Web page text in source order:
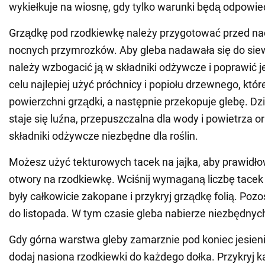
wykiełkuje na wiosnę, gdy tylko warunki będą
Grządkę pod rzodkiewkę należy przygotować przed
nocnych przymrozków. Aby gleba nadawała się do
należy wzbogacić ją w składniki odżywcze i poprawić
celu najlepiej użyć próchnicy i popiołu drzewnego,
powierzchni grządki, a następnie przekopuje glebę.
staje się luźna, przepuszczalna dla wody i powietrza
składniki odżywcze niezbędne dla roślin.
Możesz użyć tekturowych tacek na jajka, aby
otwory na rzodkiewkę. Wciśnij wymaganą liczbę
były całkowicie zakopane i przykryj grządkę folią.
do listopada. W tym czasie gleba nabierze
Gdy górna warstwa gleby zamarznie pod koniec
dodaj nasiona rzodkiewki do każdego dołka. Przykryj